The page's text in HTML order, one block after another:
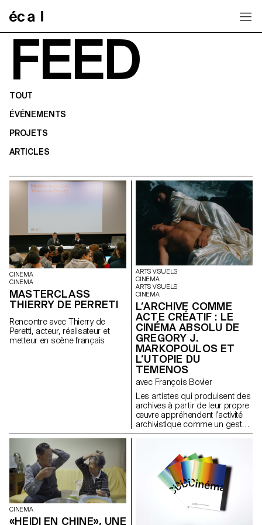
FEED
TOUT
ÉVÉNEMENTS
PROJETS
ARTICLES
CINEMA
CINEMA
MASTERCLASS
THIERRY DE PERRETI
Rencontre avec Thierry de
Peretti, acteur, réalisateur et
metteur en scène français
ARTS VISUELS
CINEMA
ARTS VISUELS
CINEMA
L’ARCHIVE COMME
ACTE CRÉATIF : LE
CINÉMA ABSOLU DE
GREGORY J.
MARKOPOULOS ET
L’UTOPIE DU
TEMENOS
avec François Bovier
Les artistes qui produisent des
archives à partir de leur propre
œuvre appréhendent l’activité
archivistique comme un geste
créatif : ici, l’archive devient
Parallèlement à la « pulsions
d’archives » qui traverse l’art
contemporain depuis les
années 1960, ce projet de
recherche interroge l’« agentivité
performative » des archives
lorsqu’elles se constituent à
CINEMA
«HEIDI EN CHINE», UNE